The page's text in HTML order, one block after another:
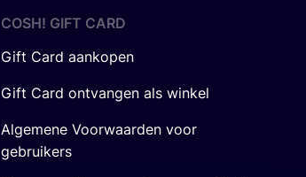
COSH! GIFT CARD
Gift Card aankopen
Gift Card ontvangen als winkel
Algemene Voorwaarden voor
gebruikers